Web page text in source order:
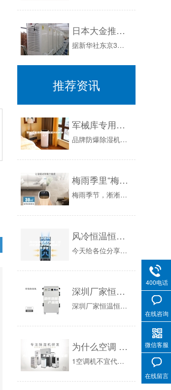
日本大金推出08新品加湿器系列空调
据新华社东京3月16日电日本大金工业公司推出的“ｌａｌａ（Ｒ系列）”新型加湿节能空调将于本月底月底上市出售，而这款标榜可以增加湿度的空调售价...
推荐资讯
军械库专用防爆除湿机ASM-BCF
品牌防爆除湿机是防爆电器的一种，主要用于石油、化工、军队、油库、海洋石油平台等易燃、易爆环境的空气除湿机，抽湿机，干燥处理，在除湿时需要预防...
梅雨季里“梅雨病”多发
梅雨季节，淅淅沥沥的雨水不仅影响了出行，也侵扰着市民健康。入梅以来，患上呼吸道感染、胃肠道疾病、皮肤真菌病及风湿性疾病患者明显增多，除抵抗力...
风冷恒温恒湿空调机（风冷恒温恒湿空调机组的工作原理）
今天给各位分享风冷恒温恒湿空调机的知识，其中也会对风冷恒温恒湿空调机组的工作原理进行解释，如果能碰巧解决你现在面临的问题，别忘了关注本站，现...
深圳厂家恒温恒湿箱ASM-600 - 产品推荐
深圳厂家恒温恒湿箱HWS-600恒温恒湿培养箱具有精确的温度和湿度控制系统，可为产业研究，生物技术测试提供所需要的各种环境模似条件，适用于环...
为什么空调 不能代替除湿机
1空调机不宜代替除湿机使用很多用户都会问：“空调机不也能除湿吗？有了空调后，除湿机不就成了多余吗？”其实，这是一个消费误区，空调机的主要功能...
400电话
在线咨询
微信客服
在线留言